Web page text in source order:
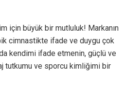
için büyük bir mutluluk! Markanın
cimnastikte ifade ve duygu çok
kendimi ifade etmenin, güçlü ve
tutkumu ve sporcu kimliğimi bir